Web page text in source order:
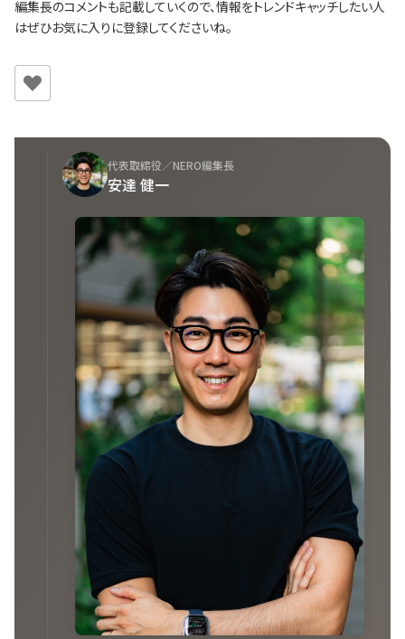
編集長のコメントも記載していくので、情報をトレンドキャッチしたい人
はぜひお気に入りに登録してくださいね。
代表取締役／NERO編集長
安達 健一